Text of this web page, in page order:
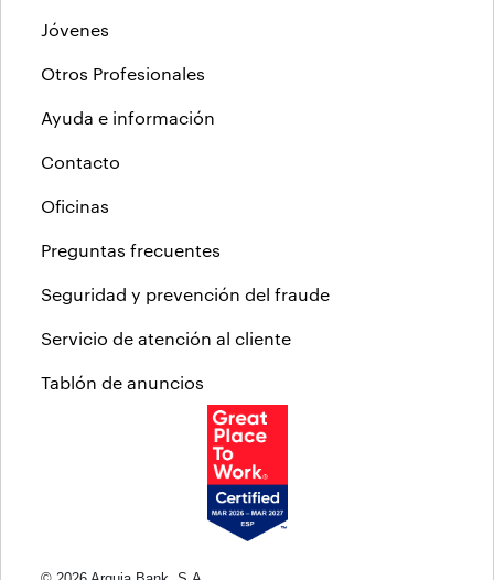
Jóvenes
Otros Profesionales
Ayuda e información
Contacto
Oficinas
Preguntas frecuentes
Seguridad y prevención del fraude
Servicio de atención al cliente
Tablón de anuncios